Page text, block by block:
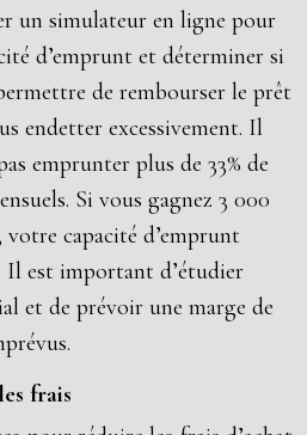
un simulateur en ligne pour
d’emprunt et déterminer si
de rembourser le prêt
endetter excessivement. Il
emprunter plus de 33% de
Si vous gagnez 3 000
capacité d’emprunt
Il est important d’étudier
et de prévoir une marge de
frais